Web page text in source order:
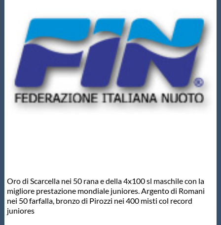
Master
Formazione
GUG
Scuole Nuoto
Area Legislativa
Oro di Scarcella nei 50 rana e della 4x100 sl maschile con la
migliore prestazione mondiale juniores. Argento di Romani
nei 50 farfalla, bronzo di Pirozzi nei 400 misti col record
juniores